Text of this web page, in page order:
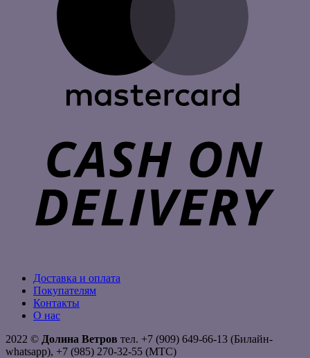
Доставка и оплата
Покупателям
Контакты
О нас
2022 © Долина Ветров тел. +7 (909) 649-66-13 (Билайн-
whatsapp), +7 (985) 270-32-55 (МТС)